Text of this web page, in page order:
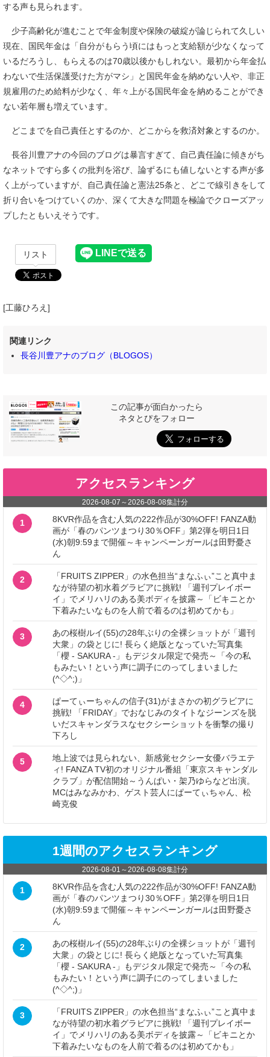
する声も見られます。
少子高齢化が進むことで年金制度や保険の破綻が論じられて久しい
現在、国民年金は「自分がもらう頃にはもっと支給額が少なくなって
いるだろうし、もらえるのは70歳以後かもしれない。最初から年金払
わないで生活保護受けた方がマシ」と国民年金を納めない人や、非正
規雇用のため給料が少なく、年々上がる国民年金を納めることができ
ない若年層も増えています。
どこまでを自己責任とするのか、どこからを救済対象とするのか。
長谷川豊アナの今回のブログは暴言すぎて、自己責任論に傾きがち
なネットですら多くの批判を浴び、論ずるにも値しないとする声が多
く上がっていますが、自己責任論と憲法25条と、どこで線引きをして
折り合いをつけていくのか、深くて大きな問題を極論でクローズアッ
プしたともいえそうです。
リスト
[工藤ひろえ]
関連リンク
長谷川豊アナのブログ（BLOGOS）
この記事が面白かったら
ネタとぴをフォロー
アクセスランキング
2026-08-07 ～2026-08-08集計分
1
8KVR作品を含む人気の222作品が30%OFF! FANZA動
画が「春のパンツまつり30％OFF」第2弾を明日1日
(水)朝9:59まで開催～キャンペーンガールは田野憂さ
ん
2
「FRUITS ZIPPER」の水色担当“まなふぃ”こと真中ま
なが待望の初水着グラビアに挑戦! 「週刊プレイボー
イ」でメリハリのある美ボディを披露～「ビキニとか
下着みたいなものを人前で着るのは初めてかも」
3
あの桜樹ルイ(55)の28年ぶりの全裸ショットが「週刊
大衆」の袋とじに! 長らく絶版となっていた写真集
「櫻 - SAKURA -」もデジタル限定で発売～「今の私
もみたい！という声に調子にのってしまいました
(^◇^;)」
4
ぱーてぃーちゃんの信子(31)がまさかの初グラビアに
挑戦! 「FRIDAY」でおなじみのタイトなジーンズを脱
いだスキャンダラスなセクシーショットを衝撃の撮り
下ろし
5
地上波では見られない、新感覚セクシー女優バラエテ
ィ! FANZA TV初のオリジナル番組「東京スキャンダル
クラブ」が配信開始～うんぱい・架乃ゆらなど出演。
MCはみなみかわ、ゲスト芸人にぱーてぃちゃん、松
崎克俊
1週間のアクセスランキング
2026-08-01 ～2026-08-08集計分
1
8KVR作品を含む人気の222作品が30%OFF! FANZA動
画が「春のパンツまつり30％OFF」第2弾を明日1日
(水)朝9:59まで開催～キャンペーンガールは田野憂さ
ん
2
あの桜樹ルイ(55)の28年ぶりの全裸ショットが「週刊
大衆」の袋とじに! 長らく絶版となっていた写真集
「櫻 - SAKURA -」もデジタル限定で発売～「今の私
もみたい！という声に調子にのってしまいました
(^◇^;)」
3
「FRUITS ZIPPER」の水色担当“まなふぃ”こと真中ま
なが待望の初水着グラビアに挑戦! 「週刊プレイボー
イ」でメリハリのある美ボディを披露～「ビキニとか
下着みたいなものを人前で着るのは初めてかも」